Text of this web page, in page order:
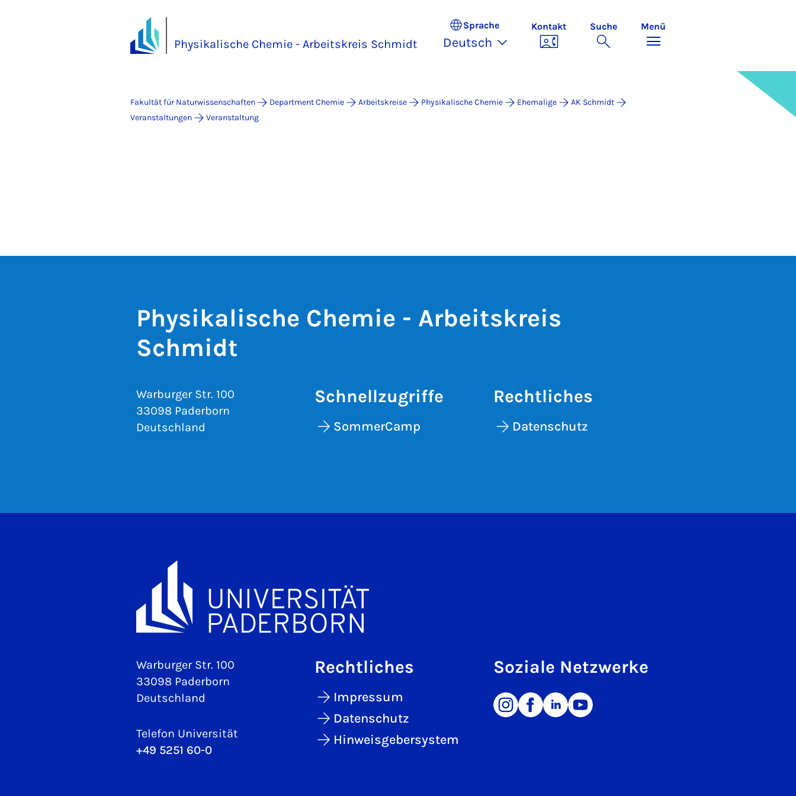
Physikalische Chemie - Arbeitskreis Schmidt
Sprache
Deutsch
Kontakt Suche Menü
Fakultät für Naturwissenschaften Department Chemie Arbeitskreise Physikalische Chemie Ehemalige
AK Schmidt
Veranstaltungen
Veranstaltung
Physikalische Chemie - Arbeitskreis
Schmidt
Warburger Str. 100
33098 Paderborn
Deutschland
Schnellzugriffe
SommerCamp
Rechtliches
Datenschutz
Warburger Str. 100
33098 Paderborn
Deutschland
Telefon Universität
+49 5251 60-0
Rechtliches
Impressum
Datenschutz
Hinweisgebersystem
Soziale Netzwerke